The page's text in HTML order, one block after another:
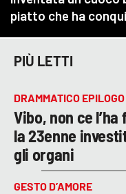
PIÙ LETTI
DRAMMATICO EPILOGO
Vibo, non ce
la 23enne
gli organi
GESTO D’AMORE